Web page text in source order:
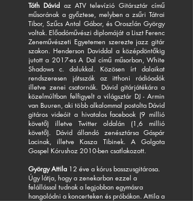
Tóth Dávid az ATV televízió Gitársztár című
műsorának a győztese, melyben a zsűri Tátrai
Tibor, Szűcs Antal Gábor, és Oroszlán György
voltak. Előadóművészi diplomáját a Liszt Ferenc
Zeneművészeti Egyetemen szerezte jazz gitár
szakon. Henderson Daviddal a középdöntőkig
jutott a 2017-es A Dal című műsorban, White
Shadows c. dalukkal. Közösen írt dalaikat
rendszeresen játsszák az itthoni rádióadók
illetve zenei csatornák. Dávid gitárjátékára a
közelmúltban felfigyelt a világsztár DJ - Armin
van Buuren, aki több alkalommal postolta Dávid
gitáros videóit a hivatalos facebook (9 millió
követő) illetve Twitter oldalán (1,6 millió
követő). Dávid állandó zenésztársa Gáspár
Lacinak, illetve Kasza Tibinek. A Golgota
Gospel Kórushoz 2010-ben csatlakozott.
György Attila 12 éve a kórus basszusgitárosa.
Úgy látja, hogy a zenekarban ezzel a
felállással tudnak a legjobban egymásra
hangolódni a koncerteken és próbákon. Attila a